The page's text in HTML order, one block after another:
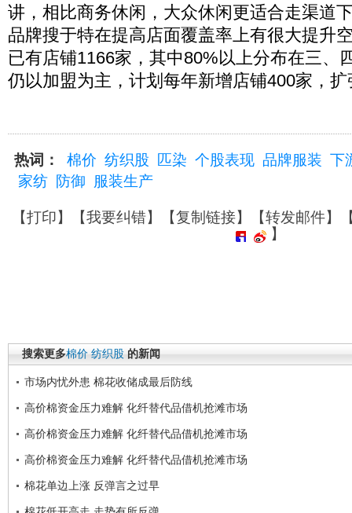
讲，相比商务休闲，大众休闲更适合走渠道
品牌搜于特在提高店面覆盖率上有很大提升
已有店铺1166家，其中80%以上分布在三、
仍以加盟为主，计划每年新增店铺400家，
热词： 棉价 纺织股 匹染 个股表现 品牌服装 下
家纺 防御 服装生产
【打印】【我要纠错】【复制链接】【转发邮件】
】
搜索更多棉价 纺织股 的新闻
市场内忧外患 棉花收储成最后防线
高价棉资金压力难解 化纤替代品借机抢滩市场
高价棉资金压力难解 化纤替代品借机抢滩市场
高价棉资金压力难解 化纤替代品借机抢滩市场
棉花单边上涨 反弹言之过早